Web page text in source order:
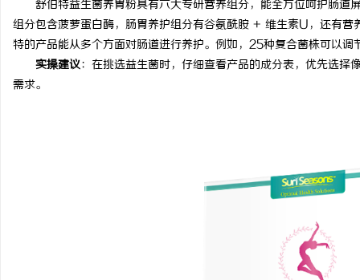
舒伯特益生菌养胃粉具有六大专研营养组分，能全方位呵护肠道
组分包含菠萝蛋白酶，肠胃养护组分有谷氨酰胺 + 维生素U，还有
特的产品能从多个方面对肠道进行养护。例如，25种复合菌株可以
实操建议：在挑选益生菌时，仔细查看产品的成分表，优先选择
需求。